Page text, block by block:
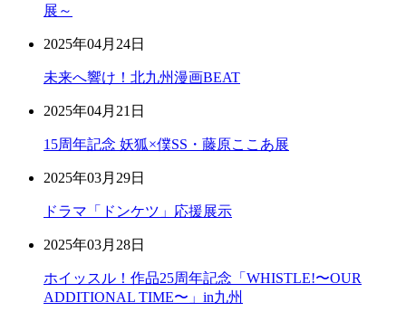
展～
2025年04月24日
未来へ響け！北九州漫画BEAT
2025年04月21日
15周年記念 妖狐×僕SS・藤原ここあ展
2025年03月29日
ドラマ「ドンケツ」応援展示
2025年03月28日
ホイッスル！作品25周年記念「WHISTLE!〜OUR
ADDITIONAL TIME〜」in九州